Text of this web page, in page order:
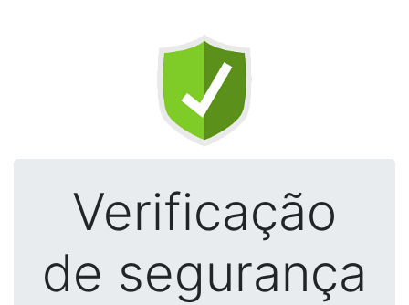
Verificação
de segurança